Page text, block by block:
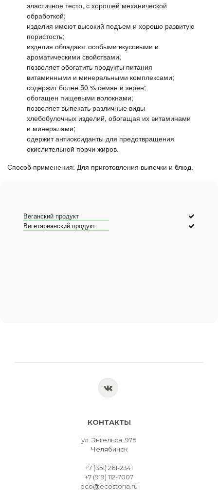
эластичное тесто, с хорошей механической
обработкой;
изделия имеют высокий подъем и хорошо развитую
пористость;
изделия обладают особыми вкусовыми и
ароматическими свойствами;
позволяет обогатить продукты питания
витаминными и минеральными комплексами;
содержит более 50 % семян и зерен;
обогащен пищевыми волокнами;
позволяет выпекать различные виды
хлебобулочных изделий, обогащая их витаминами
и минералами;
одержит антиоксиданты для предотвращения
окислительной порчи жиров.
Способ применения: Для приготовления выпечки и блюд.
Веганский продукт
Вегетарианский продукт
КОНТАКТЫ
ул. Энгельса, 97Б
Челябинск
+7 (351) 261-2341
+7 (919) 112-7007
eco@ecostoria.ru